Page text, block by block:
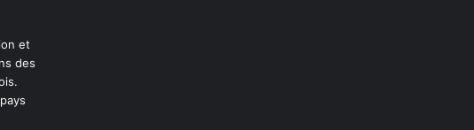
et
des